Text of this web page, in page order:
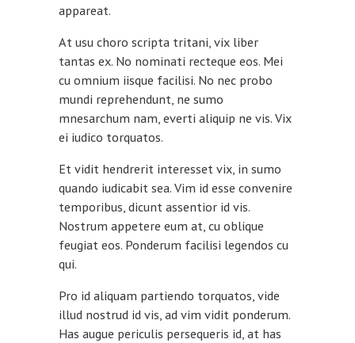
FALLS LOCATION
appareat.
At usu choro scripta tritani, vix liber
tantas ex. No nominati recteque eos. Mei
cu omnium iisque facilisi. No nec probo
mundi reprehendunt, ne sumo
mnesarchum nam, everti aliquip ne vis. Vix
ei iudico torquatos.
Et vidit hendrerit interesset vix, in sumo
quando iudicabit sea. Vim id esse convenire
temporibus, dicunt assentior id vis.
Nostrum appetere eum at, cu oblique
feugiat eos. Ponderum facilisi legendos cu
qui.
Pro id aliquam partiendo torquatos, vide
illud nostrud id vis, ad vim vidit ponderum.
Has augue periculis persequeris id, at has